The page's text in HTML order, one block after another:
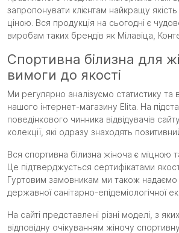
запропонувати клієнтам найкращу
ціною. Вся продукція на сьогодні є
виробам таких брендів як Мілавіца,
Спортивна білизна для
вимоги до якості
Ми регулярно аналізуємо статистику та
нашого інтернет-магазину Elita. На
поведінкового чинника відвідувачів
колекції, які одразу знаходять
Вся спортивна білизна жіноча є міцною
Це підтверджується сертифікатами
Гуртовим замовникам ми також
державної санітарно-епідеміологічної
На сайті представлені різні моделі, з
відповідну очікуванням жіночу